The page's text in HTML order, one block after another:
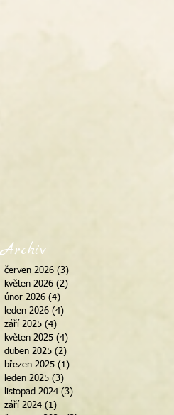
Archiv
červen 2026 (3)
květen 2026 (2)
únor 2026 (4)
leden 2026 (4)
září 2025 (4)
květen 2025 (4)
duben 2025 (2)
březen 2025 (1)
leden 2025 (3)
listopad 2024 (3)
září 2024 (1)